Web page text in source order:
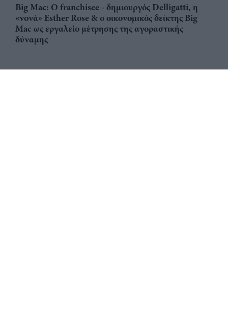
Big Mac: Ο franchisee - δημιουργός Delligatti, η
«νονά» Esther Rose & ο οικονομικός δείκτης Big
Mac ως εργαλείο μέτρησης της αγοραστικής
δύναμης